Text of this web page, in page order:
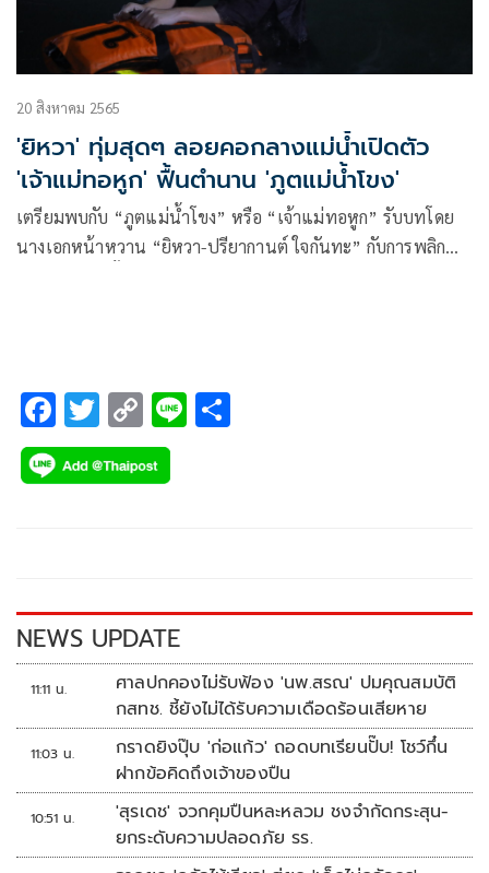
20 สิงหาคม 2565
'ยิหวา' ทุ่มสุดๆ ลอยคอกลางแม่น้ำเปิดตัว
'เจ้าแม่ทอหูก' ฟื้นตำนาน 'ภูตแม่น้ำโขง'
เตรียมพบกับ “ภูตแม่น้ำโขง” หรือ “เจ้าแม่ทอหูก” รับบทโดย
นางเอกหน้าหวาน “ยิหวา-ปรียากานต์ ใจกันทะ” กับการพลิก
F
ac
e
k
T
wi
tt
C
o
p
k
Li
NEWS UPDATE
11:11 น.
ศาลปกคองไม่รับฟ้อง 'นพ.สรณ' ปมคุณสมบัติ
กสทช. ชี้ยังไม่ได้รับความเดือดร้อนเสียหาย
11:03 น.
กราดยิงปุ๊บ 'ก่อแก้ว' ถอดบทเรียนปั๊บ! โชว์กึ๋น
ฝากข้อคิดถึงเจ้าของปืน
10:51 น.
'สุรเดช' จวกคุมปืนหละหลวม ชงจำกัดกระสุน-
ยกระดับความปลอดภัย รร.